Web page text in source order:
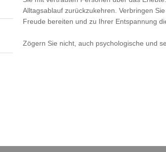
Alltagsablauf zurückzukehren. Verbringen
Freude bereiten und zu Ihrer Entspannung
Zögern Sie nicht, auch psychologische und